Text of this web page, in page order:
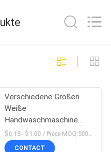
344
Verschiedene Größen
Weiße
Handwaschmaschine
Plastik-
Schraublotionspumpe
$0.15 - $1.00 / Piece MOQ:5000 PC
CONTACT